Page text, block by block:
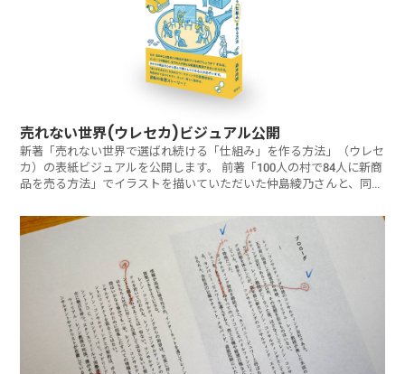
売れない世界(ウレセカ)ビジュアル公開
新著「売れない世界で選ばれ続ける「仕組み」を作る方法」（ウレセ
カ）の表紙ビジュアルを公開します。 前著「100人の村で84人に新商
品を売る方法」でイラストを描いていただいた仲島綾乃さんと、同じ